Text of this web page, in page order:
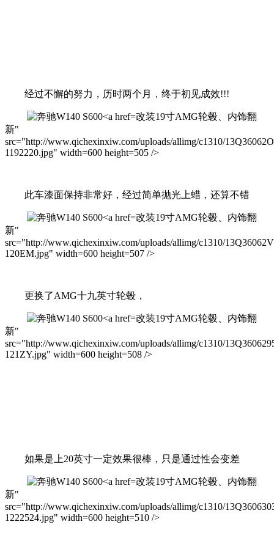
经过不懈的努力，历时两个月，终于初见成效!!!
改装19寸AMG轮毂、内饰翻
新"
src="http://www.qichexinxiw.com/uploads/allimg/c1310/
1192220.jpg" width=600 height=505 />
此车漆面保持非常好，经过简单抛光上蜡，还算不错
改装19寸AMG轮毂、内饰翻
新"
src="http://www.qichexinxiw.com/uploads/allimg/c1310/
120EM.jpg" width=600 height=507 />
更换了AMG十九英寸轮毂，
改装19寸AMG轮毂、内饰翻
新"
src="http://www.qichexinxiw.com/uploads/allimg/c1310/
121ZY.jpg" width=600 height=508 />
如果是上20英寸一定效果很棒，只是通过性会变差
改装19寸AMG轮毂、内饰翻
新"
src="http://www.qichexinxiw.com/uploads/allimg/c1310/
1222524.jpg" width=600 height=510 />